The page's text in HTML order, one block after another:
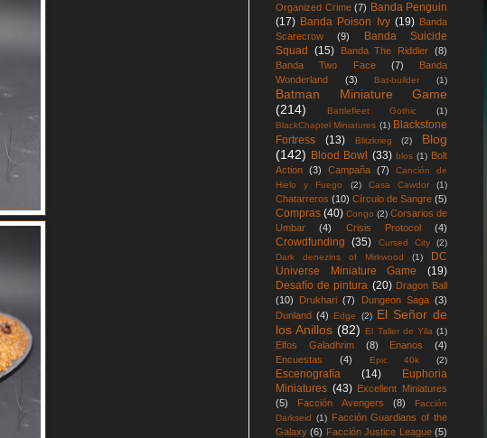
Organized Crime (7) Banda Penguin
(17) Banda Poison Ivy (19) Banda
Scarecrow
(9)
Banda Suicide
Squad
(15) Banda The Riddler (8)
Banda Two Face
(7)
Banda
Wonderland
(3) Bat-builder (1)
Batman Miniature Game
(214)
Battlefleet Gothic
(1)
BlackChaptel Miniatures (1) Blackstone
Fortress
(13) Blitzkrieg (2)
Blog
(142) Blood Bowl (33) blos (1) Bolt
Action (3) Campaña (7)
Canción de
Hielo y Fuego
(2) Casa Cawdor (1)
Chatarreros (10) Círculo de Sangre (5)
Compras (40) Congo (2) Corsarios de
Umbar
(4) Crisis Protocol (4)
Crowdfunding (35) Cursed City
(2)
Dark denezins of Mirkwood
(1)
DC
Universe Miniature Game
(19)
Desafío de pintura (20) Dragon Ball
(10)
Drukhari (7) Dungeon Saga (3)
Dunland (4) Edge (2) El Señor de
los Anillos (82) El Taller de Yila (1)
Elfos Galadhrim (8) Enanos
(4)
Encuestas
(4) Epic 40k (2)
Escenografía (14)
Euphoria
Miniatures (43) Excellent Miniatures
(5)
Facción Avengers (8)
Facción
Darkseid (1) Facción Guardians of the
Galaxy (6) Facción Justice League (5)